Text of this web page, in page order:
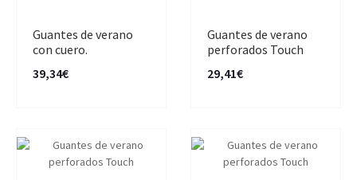
Guantes de verano
con cuero.
39,34€
Guantes de verano
perforados Touch
29,41€